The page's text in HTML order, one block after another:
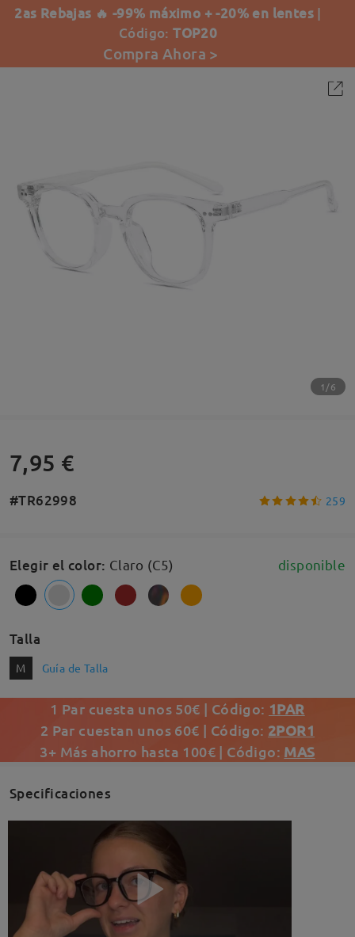
2as Rebajas 🔥 -99% máximo + -20% en lentes |
Código:TOP20
Compra Ahora >
1/6
7,95 €
#TR62998 259
Elegir el color: Claro (C5) disponible
Talla
M Guía de Talla
1 Par cuesta unos 50€ | Código: 1PAR
2 Par cuestan unos 60€ | Código: 2POR1
3+ Más ahorro hasta 100€ | Código: MAS
Specificaciones